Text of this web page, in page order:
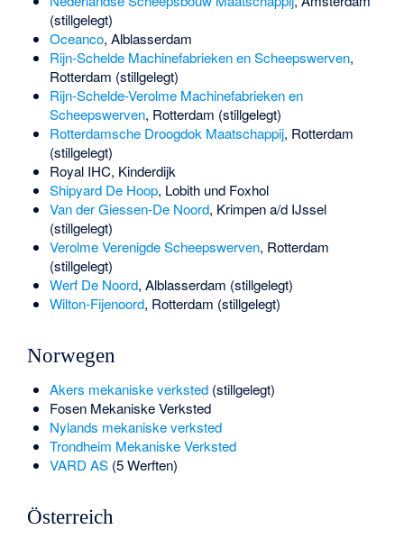
(stillgelegt)
Oceanco, Alblasserdam
Rijn-Schelde Machinefabrieken en Scheepswerven,
Rotterdam (stillgelegt)
Rijn-Schelde-Verolme Machinefabrieken en
Scheepswerven, Rotterdam (stillgelegt)
Rotterdamsche Droogdok Maatschappij, Rotterdam
(stillgelegt)
Royal IHC, Kinderdijk
Shipyard De Hoop, Lobith und Foxhol
Van der Giessen-De Noord, Krimpen a/d IJssel
(stillgelegt)
Verolme Verenigde Scheepswerven, Rotterdam
(stillgelegt)
Werf De Noord, Alblasserdam (stillgelegt)
Wilton-Fijenoord, Rotterdam (stillgelegt)
Norwegen
Akers mekaniske verksted(stillgelegt)
Fosen Mekaniske Verksted
Nylands mekaniske verksted
Trondheim Mekaniske Verksted
VARD AS(5 Werften)
Österreich